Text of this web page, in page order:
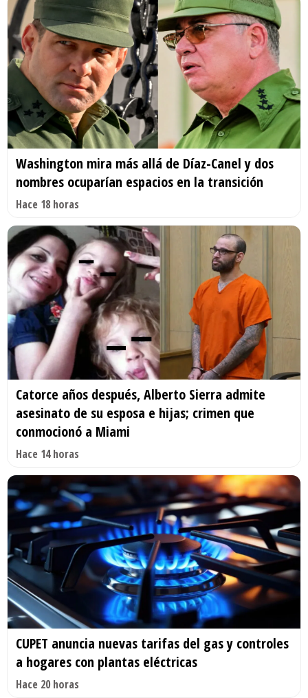
Washington mira más allá de Díaz-Canel y dos
nombres ocuparían espacios en la transición
Hace 18 horas
Catorce años después, Alberto Sierra admite
asesinato de su esposa e hijas; crimen que
conmocionó a Miami
Hace 14 horas
CUPET anuncia nuevas tarifas del gas y controles
a hogares con plantas eléctricas
Hace 20 horas